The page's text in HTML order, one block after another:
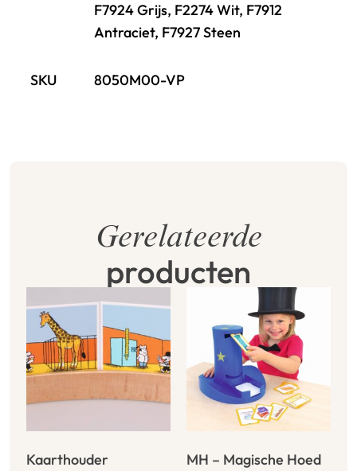
F7924 Grijs, F2274 Wit, F7912
Antraciet, F7927 Steen
SKU 8050M00-VP
Gerelateerde
producten
Kaarthouder MH – Magische Hoed